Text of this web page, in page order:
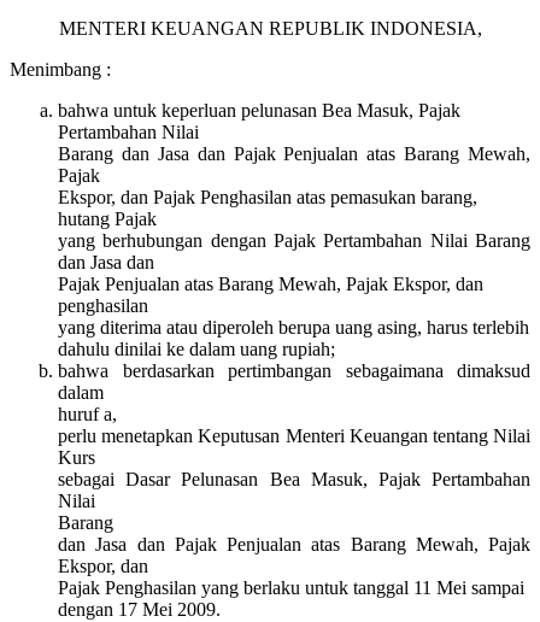
MENTERI KEUANGAN REPUBLIK INDONESIA,
Menimbang :
bahwa untuk keperluan pelunasan Bea Masuk, Pajak
Pertambahan Nilai
Barang dan Jasa dan Pajak Penjualan atas Barang Mewah,
Pajak
Ekspor, dan Pajak Penghasilan atas pemasukan barang,
hutang Pajak
yang berhubungan dengan Pajak Pertambahan Nilai Barang
dan Jasa dan
Pajak Penjualan atas Barang Mewah, Pajak Ekspor, dan
penghasilan
yang diterima atau diperoleh berupa uang asing, harus terlebih
dahulu dinilai ke dalam uang rupiah;
bahwa berdasarkan pertimbangan sebagaimana dimaksud
dalam
huruf a,
perlu menetapkan Keputusan Menteri Keuangan tentang Nilai
Kurs
sebagai Dasar Pelunasan Bea Masuk, Pajak Pertambahan
Nilai
Barang
dan Jasa dan Pajak Penjualan atas Barang Mewah, Pajak
Ekspor, dan
Pajak Penghasilan yang berlaku untuk tanggal 11 Mei sampai
dengan 17 Mei 2009.